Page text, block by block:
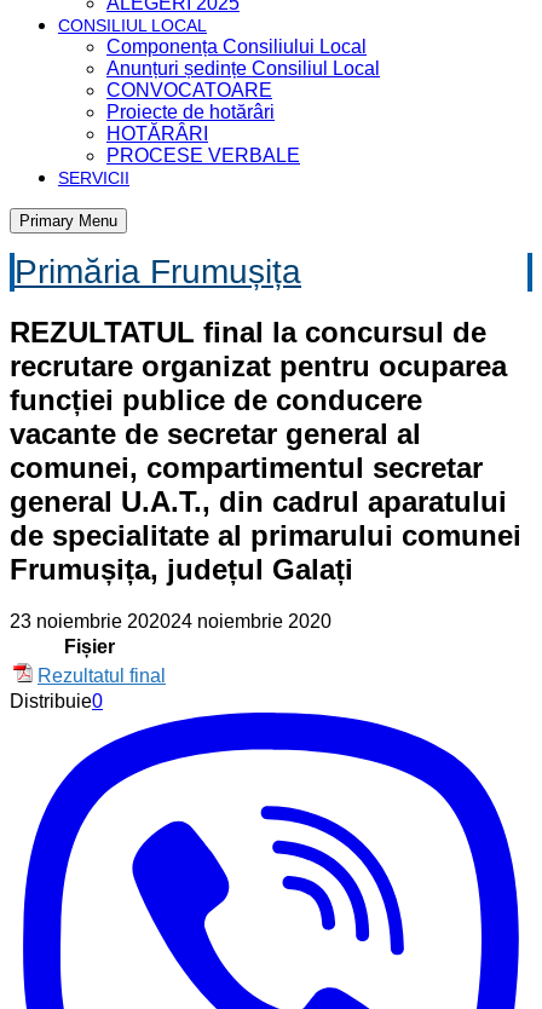
CONSILIUL LOCAL
Componența Consiliului Local
Anunțuri ședințe Consiliul Local
CONVOCATOARE
Proiecte de hotărâri
HOTĂRÂRI
PROCESE VERBALE
SERVICII
Primary Menu
Primăria Frumușița
REZULTATUL final la concursul de
recrutare organizat pentru ocuparea
funcției publice de conducere
vacante de secretar general al
comunei, compartimentul secretar
general U.A.T., din cadrul aparatului
de specialitate al primarului comunei
Frumușița, județul Galați
23 noiembrie 202024 noiembrie 2020
Fișier
Rezultatul final
Distribuie0